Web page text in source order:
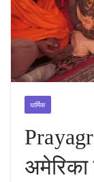
धार्मिक
अमेरिका